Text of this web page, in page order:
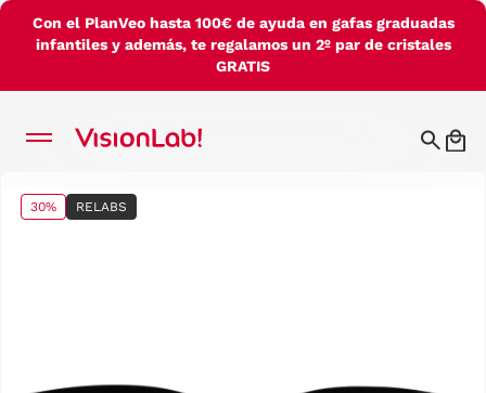
Con el PlanVeo hasta 100€ de ayuda en gafas graduadas
infantiles y además, te regalamos un 2º par de cristales
GRATIS
30% RELABS